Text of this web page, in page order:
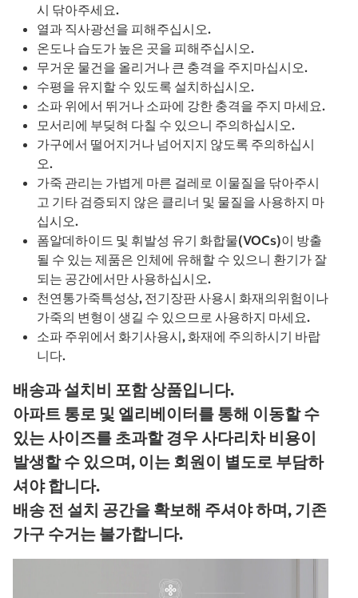
시 닦아주세요.
열과 직사광선을 피해주십시오.
온도나 습도가 높은 곳을 피해주십시오.
무거운 물건을 올리거나 큰 충격을 주지마십시오.
수평을 유지할 수 있도록 설치하십시오.
소파 위에서 뛰거나 소파에 강한 충격을 주지 마세요.
모서리에 부딪혀 다칠 수 있으니 주의하십시오.
가구에서 떨어지거나 넘어지지 않도록 주의하십시
오.
가죽 관리는 가볍게 마른 걸레로 이물질을 닦아주시
고 기타 검증되지 않은 클리너 및 물질을 사용하지 마
십시오.
폼알데하이드 및 휘발성 유기 화합물(VOCs)이 방출
될 수 있는 제품은 인체에 유해할 수 있으니 환기가 잘
되는 공간에서만 사용하십시오.
천연통가죽특성상, 전기장판 사용시 화재의위험이나
가죽의 변형이 생길 수 있으므로 사용하지 마세요.
소파 주위에서 화기사용시, 화재에 주의하시기 바랍
니다.
배송과 설치비 포함 상품입니다.
아파트 통로 및 엘리베이터를 통해 이동할 수
있는 사이즈를 초과할 경우 사다리차 비용이
발생할 수 있으며, 이는 회원이 별도로 부담하
셔야 합니다.
배송 전 설치 공간을 확보해 주셔야 하며, 기존
가구 수거는 불가합니다.